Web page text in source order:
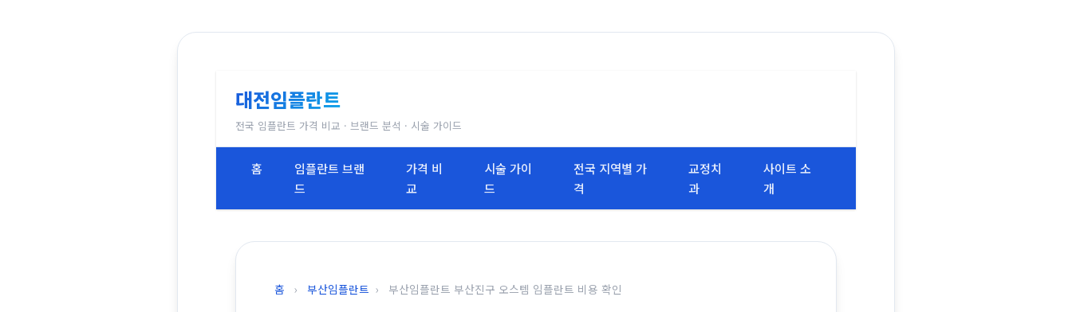
대전임플란트
전국 임플란트 가격 비교 · 브랜드 분석 · 시술 가이드
홈
임플란트 브랜
드
가격 비
교
시술 가이
드
전국 지역별 가
격
교정치
과
사이트 소
개
홈 › 부산임플란트 › 부산임플란트 부산진구 오스템 임플란트 비용 확인